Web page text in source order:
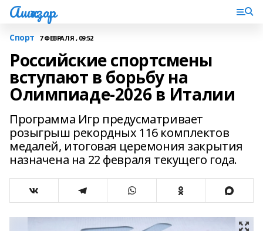
Ашҡаҙар
Спорт 7 ФЕВРАЛЯ , 09:52
Российские спортсмены
вступают в борьбу на
Олимпиаде-2026 в Италии
Программа Игр предусматривает
розыгрыш рекордных 116 комплектов
медалей, итоговая церемония закрытия
назначена на 22 февраля текущего года.